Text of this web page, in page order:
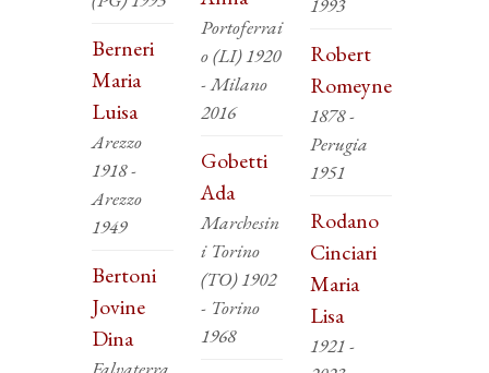
Berneri
Maria
Luisa
Arezzo
1918 -
Arezzo
1949
Bertoni
Jovine
Dina
Portoferrai
o (LI) 1920
- Milano
2016
Gobetti
Ada
Marchesin
i Torino
(TO) 1902
- Torino
1968
Robert
Romeyne
1878 -
Perugia
1951
Rodano
Cinciari
Maria
Lisa
1921 -